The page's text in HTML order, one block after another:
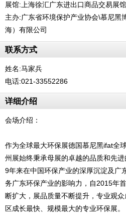
展馆:上海徐汇广东进出口商品交易展馆
主办:广东省环境保护产业协会\慕尼黑
海）有限公司
联系方式
姓名:马家兵
电话:021-33552286
详细介绍
会场介绍：
作为全球最大环保展德国慕尼黑ifat全
州展始终秉承母展的卓越的品质和先
9年来在中国环保产业的深厚沉淀及广
务广东环保产业的影响力，自2015年
断扩大，展品质量不断提升，专业观
区成长最快、规模最大的专业环保展。